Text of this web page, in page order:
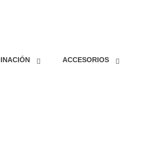
ACCESORIOS